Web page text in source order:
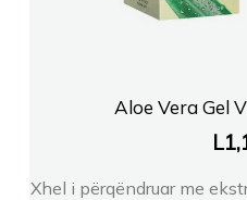
Aloe Vera Gel
L
Xhel i përqëndruar me